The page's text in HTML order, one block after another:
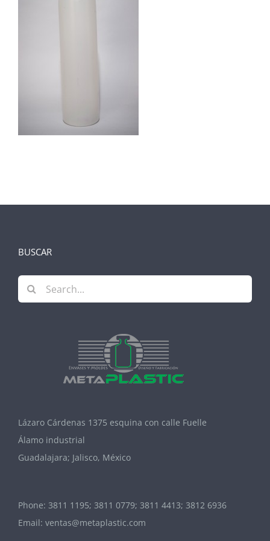
BUSCAR
Search
for:
Lázaro Cárdenas 1375 esquina con calle Fuelle
Álamo industrial
Guadalajara; Jalisco, México
Phone: 3811 1195; 3811 0779; 3811 4413; 3812 6936
Email: ventas@metaplastic.com